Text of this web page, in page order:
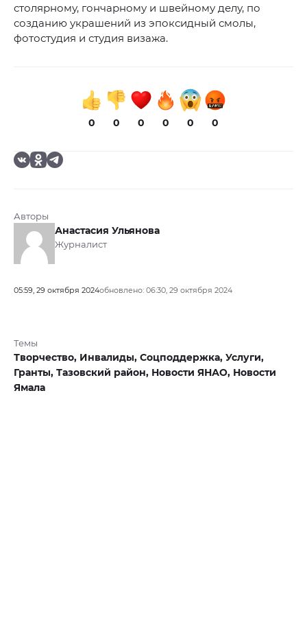
столярному, гончарному и швейному делу, по
созданию украшений из эпоксидный смолы,
фотостудия и студия визажа.
0 0 0 0 0 0
Авторы
Анастасия Ульянова
Журналист
05:59, 29 октября 2024обновлено: 06:30, 29 октября 2024
Темы
Творчество, Инвалиды, Соцподдержка, Услуги,
Гранты, Тазовский район, Новости ЯНАО, Новости
Ямала